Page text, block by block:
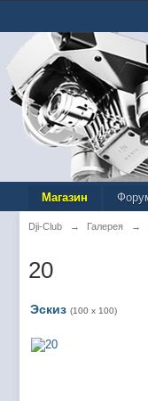
Магазин
Dji-Club → Галерея →
20
Эскиз (100 x 100)